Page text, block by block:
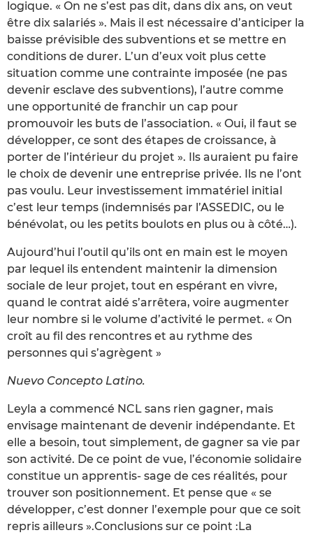
logique. « On ne s’est pas dit, dans dix ans, on veut
être dix salariés ». Mais il est nécessaire d’anticiper la
baisse prévisible des subventions et se mettre en
conditions de durer. L’un d’eux voit plus cette
situation comme une contrainte imposée (ne pas
devenir esclave des subventions), l’autre comme
une opportunité de franchir un cap pour
promouvoir les buts de l’association. « Oui, il faut se
développer, ce sont des étapes de croissance, à
porter de l’intérieur du projet ». Ils auraient pu faire
le choix de devenir une entreprise privée. Ils ne l’ont
pas voulu. Leur investissement immatériel initial
c’est leur temps (indemnisés par l’ASSEDIC, ou le
bénévolat, ou les petits boulots en plus ou à côté…).
Aujourd’hui l’outil qu’ils ont en main est le moyen
par lequel ils entendent maintenir la dimension
sociale de leur projet, tout en espérant en vivre,
quand le contrat aidé s’arrêtera, voire augmenter
leur nombre si le volume d’activité le permet. « On
croît au fil des rencontres et au rythme des
personnes qui s’agrègent »
Nuevo Concepto Latino.
Leyla a commencé NCL sans rien gagner, mais
envisage maintenant de devenir indépendante. Et
elle a besoin, tout simplement, de gagner sa vie par
son activité. De ce point de vue, l’économie solidaire
constitue un apprentis- sage de ces réalités, pour
trouver son positionnement. Et pense que « se
développer, c’est donner l’exemple pour que ce soit
repris ailleurs ».Conclusions sur ce point :La